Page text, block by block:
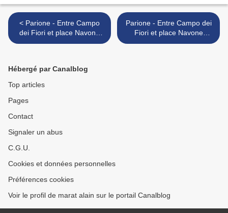
< Parione - Entre Campo
dei Fiori et place Navone
(19/26). Les via Santa
Parione - Entre Campo dei
Fiori et place Navone
(21/26). L’oratoire des
Hébergé par Canalblog
Top articles
Pages
Contact
Signaler un abus
C.G.U.
Cookies et données personnelles
Préférences cookies
Voir le profil de marat alain sur le portail Canalblog